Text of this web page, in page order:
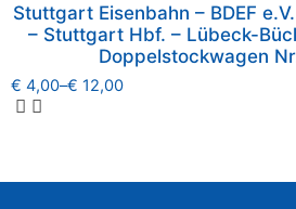
Stuttgart Eisenbahn – BDEF
– Stuttgart Hbf. – Lübeck-
Doppelstockwagen
€ 4,00–€ 12,00